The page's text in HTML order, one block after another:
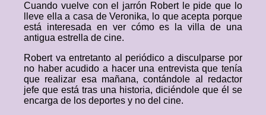
Cuando vuelve con el jarrón Robert le pide que lo
lleve ella a casa de Veronika, lo que acepta porque
está interesada en ver cómo es la villa de una
antigua estrella de cine.
Robert va entretanto al periódico a disculparse por
no haber acudido a hacer una entrevista que tenía
que realizar esa mañana, contándole al redactor
jefe que está tras una historia, diciéndole que él se
encarga de los deportes y no del cine.